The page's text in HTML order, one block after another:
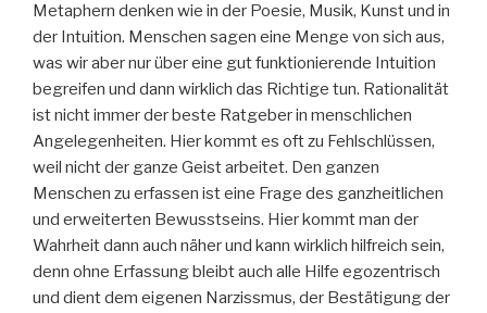
Metaphern denken wie in der Poesie, Musik, Kunst und in
der Intuition. Menschen sagen eine Menge von sich aus,
was wir aber nur über eine gut funktionierende Intuition
begreifen und dann wirklich das Richtige tun. Rationalität
ist nicht immer der beste Ratgeber in menschlichen
Angelegenheiten. Hier kommt es oft zu Fehlschlüssen,
weil nicht der ganze Geist arbeitet. Den ganzen
Menschen zu erfassen ist eine Frage des ganzheitlichen
und erweiterten Bewusstseins. Hier kommt man der
Wahrheit dann auch näher und kann wirklich hilfreich sein,
denn ohne Erfassung bleibt auch alle Hilfe egozentrisch
und dient dem eigenen Narzissmus, der Bestätigung der